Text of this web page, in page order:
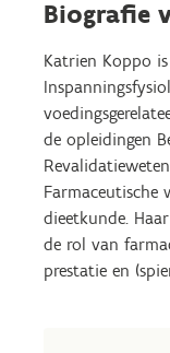
Biografie
Katrien Koppo
de opleidingen
Farmaceutische
dieetkunde.
de rol van
prestatie en